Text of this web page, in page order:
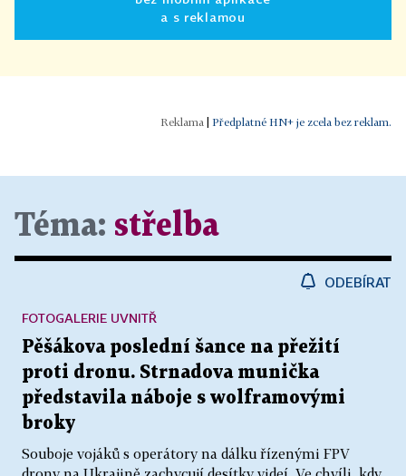
a s reklamou
Předplatné HN+ je zcela bez reklam.
Téma: střelba
ODEBÍRAT
Pěšákova poslední šance na přežití
proti dronu. Strnadova munička
představila náboje s wolframovými
broky
Souboje vojáků s operátory na dálku řízenými FPV
FOTOGALERIE UVNITŘ